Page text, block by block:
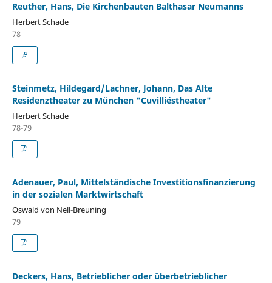
Reuther, Hans, Die Kirchenbauten Balthasar Neumanns
Herbert Schade
78
Steinmetz, Hildegard/Lachner, Johann, Das Alte
Residenztheater zu München "Cuvilliéstheater"
Herbert Schade
78-79
Adenauer, Paul, Mittelständische Investitionsfinanzierung
in der sozialen Marktwirtschaft
Oswald von Nell-Breuning
79
Deckers, Hans, Betrieblicher oder überbetrieblicher